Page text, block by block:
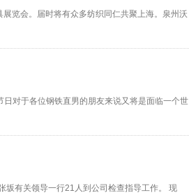
览会。届时将有众多纺织同仁共聚上海。泉州沃
对于各位钢铁直男的朋友来说又将是面临一个世
坂有关领导一行21人到公司检查指导工作。 现